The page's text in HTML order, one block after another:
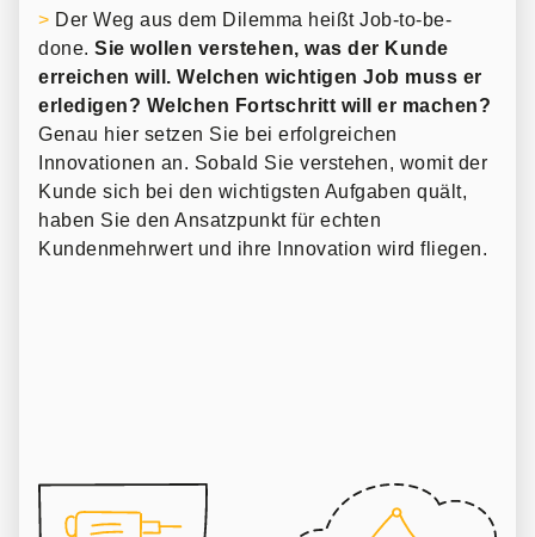
> Der Weg aus dem Dilemma heißt Job-to-be-
done. Sie wollen verstehen, was der Kunde
erreichen will. Welchen wichtigen Job muss er
erledigen? Welchen Fortschritt will er machen?
Genau hier setzen Sie bei erfolgreichen
Innovationen an. Sobald Sie verstehen, womit der
Kunde sich bei den wichtigsten Aufgaben quält,
haben Sie den Ansatzpunkt für echten
Kundenmehrwert und ihre Innovation wird fliegen.